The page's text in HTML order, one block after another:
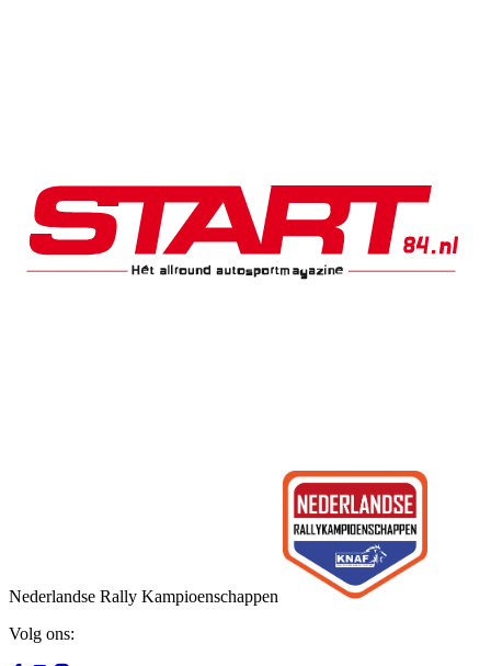
Nederlandse Rally Kampioenschappen
Volg ons: